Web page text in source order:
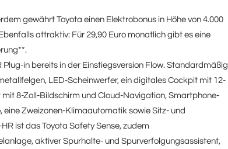
gewährt Toyota einen Elektrobonus in Höhe von 4.000
attraktiv: Für 29,90 Euro monatlich gibt es eine
in bereits in der Einstiegsversion Flow. Standardmäßig
LED-Scheinwerfer, ein digitales Cockpit mit 12-
8-Zoll-Bildschirm und Cloud-Navigation, Smartphone-
Zweizonen-Klimaautomatik sowie Sitz- und
ist das Toyota Safety Sense, zudem
aktiver Spurhalte- und Spurverfolgungsassistent,